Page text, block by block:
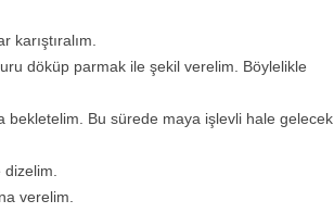
döküp parmak ile şekil verelim. Böylelikle
bekletelim. Bu sürede maya işlevli hale gelecek
verelim.